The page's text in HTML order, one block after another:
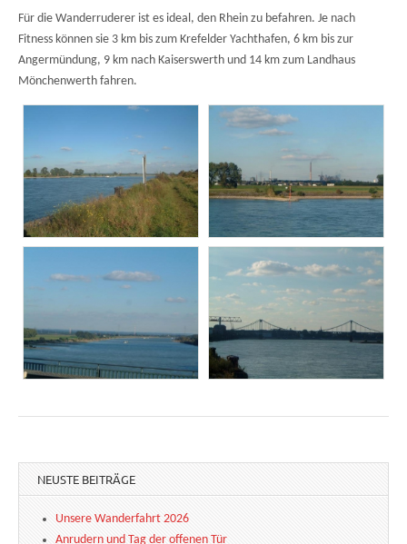
Für die Wanderruderer ist es ideal, den Rhein zu befahren. Je nach
Fitness können sie 3 km bis zum Krefelder Yachthafen, 6 km bis zur
Angermündung, 9 km nach Kaiserswerth und 14 km zum Landhaus
Mönchenwerth fahren.
NEUSTE BEITRÄGE
Unsere Wanderfahrt 2026
Anrudern und Tag der offenen Tür